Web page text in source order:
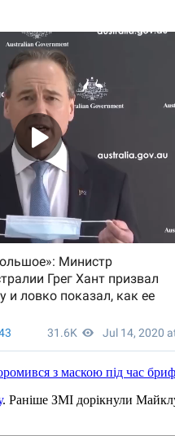
з маскою під час
. Раніше ЗМІ дорікнули